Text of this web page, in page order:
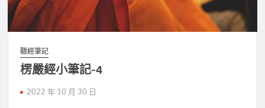
聽經筆記
楞嚴經小筆記-4
2022 年 10 月 30 日